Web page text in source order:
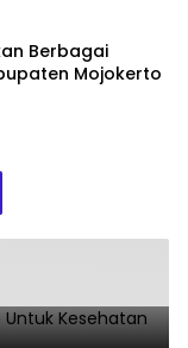
Berbagai
Mojokerto
Lemo